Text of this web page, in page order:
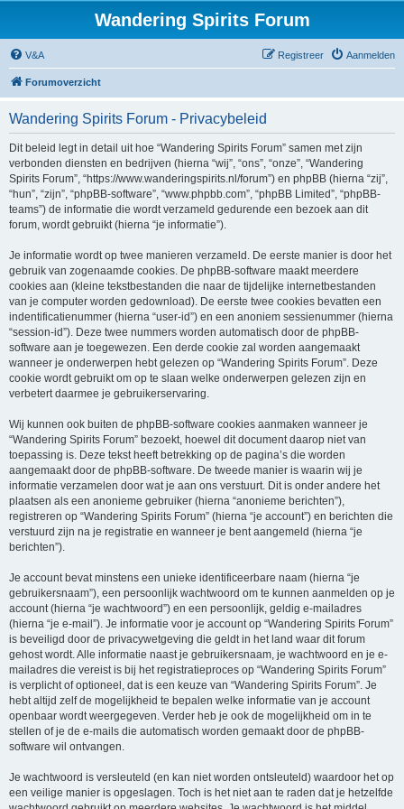
Wandering Spirits Forum
V&A Aanmelden
Registreer
Forumoverzicht
Wandering Spirits Forum - Privacybeleid
Dit beleid legt in detail uit hoe “Wandering Spirits Forum” samen met zijn
verbonden diensten en bedrijven (hierna “wij”, “ons”, “onze”, “Wandering
Spirits Forum”, “https://www.wanderingspirits.nl/forum”) en phpBB (hierna “zij”,
“hun”, “zijn”, “phpBB-software”, “www.phpbb.com”, “phpBB Limited”, “phpBB-
teams”) de informatie die wordt verzameld gedurende een bezoek aan dit
forum, wordt gebruikt (hierna “je informatie”).
Je informatie wordt op twee manieren verzameld. De eerste manier is door het
gebruik van zogenaamde cookies. De phpBB-software maakt meerdere
cookies aan (kleine tekstbestanden die naar de tijdelijke internetbestanden
van je computer worden gedownload). De eerste twee cookies bevatten een
indentificatienummer (hierna “user-id”) en een anoniem sessienummer (hierna
“session-id”). Deze twee nummers worden automatisch door de phpBB-
software aan je toegewezen. Een derde cookie zal worden aangemaakt
wanneer je onderwerpen hebt gelezen op “Wandering Spirits Forum”. Deze
cookie wordt gebruikt om op te slaan welke onderwerpen gelezen zijn en
verbetert daarmee je gebruikerservaring.
Wij kunnen ook buiten de phpBB-software cookies aanmaken wanneer je
“Wandering Spirits Forum” bezoekt, hoewel dit document daarop niet van
toepassing is. Deze tekst heeft betrekking op de pagina’s die worden
aangemaakt door de phpBB-software. De tweede manier is waarin wij je
informatie verzamelen door wat je aan ons verstuurt. Dit is onder andere het
plaatsen als een anonieme gebruiker (hierna “anonieme berichten”),
registreren op “Wandering Spirits Forum” (hierna “je account”) en berichten die
verstuurd zijn na je registratie en wanneer je bent aangemeld (hierna “je
berichten”).
Je account bevat minstens een unieke identificeerbare naam (hierna “je
gebruikersnaam”), een persoonlijk wachtwoord om te kunnen aanmelden op je
account (hierna “je wachtwoord”) en een persoonlijk, geldig e-mailadres
(hierna “je e-mail”). Je informatie voor je account op “Wandering Spirits Forum”
is beveiligd door de privacywetgeving die geldt in het land waar dit forum
gehost wordt. Alle informatie naast je gebruikersnaam, je wachtwoord en je e-
mailadres die vereist is bij het registratieproces op “Wandering Spirits Forum”
is verplicht of optioneel, dat is een keuze van “Wandering Spirits Forum”. Je
hebt altijd zelf de mogelijkheid te bepalen welke informatie van je account
openbaar wordt weergegeven. Verder heb je ook de mogelijkheid om in te
stellen of je de e-mails die automatisch worden gemaakt door de phpBB-
software wil ontvangen.
Je wachtwoord is versleuteld (en kan niet worden ontsleuteld) waardoor het op
een veilige manier is opgeslagen. Toch is het niet aan te raden dat je hetzelfde